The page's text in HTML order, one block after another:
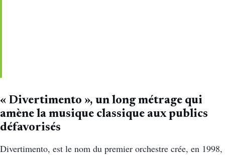
« Divertimento », un long métrage qui
amène la musique classique aux publics
défavorisés
Divertimento, est le nom du premier orchestre crée, en 1998,